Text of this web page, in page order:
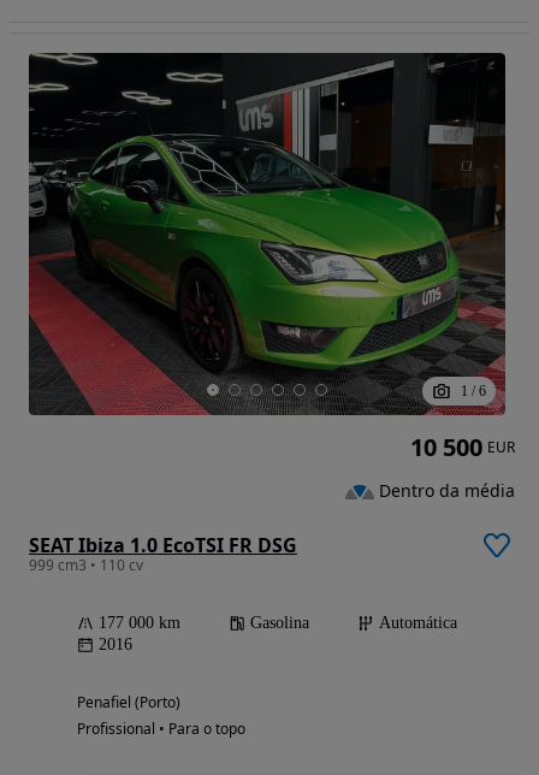
1 / 6
SEAT Ibiza 1.0 EcoTSI FR DSG
999 cm3 • 110 cv
177 000 km Gasolina
Automática
2016
Penafiel (Porto)
Profissional • Para o topo
10 500 EUR
Dentro da média